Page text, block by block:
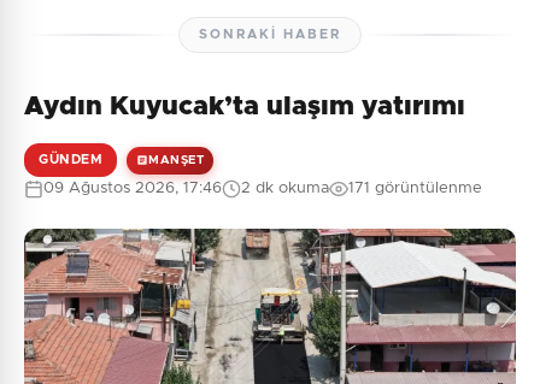
SONRAKI HABER
Aydın Kuyucak’ta ulaşım yatırımı
GÜNDEM MANŞET
09 Ağustos 2026, 17:46 2 dk okuma 171 görüntülenme